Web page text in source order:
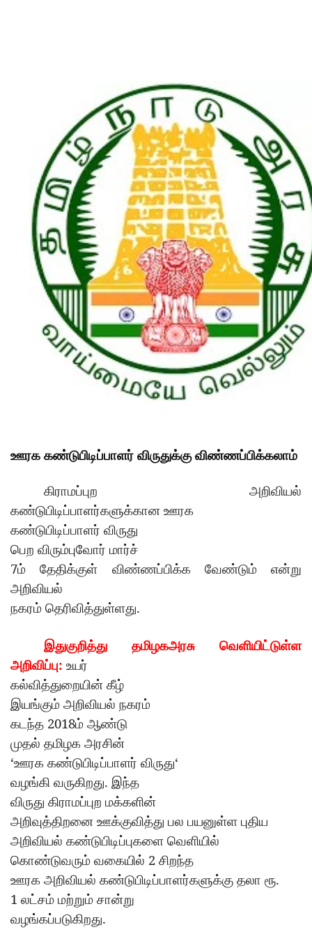
ஊரக கண்டுபிடிப்பாளர் விருதுக்கு விண்ணப்பிக்கலாம்
கிராமப்புற
அறிவியல்
கண்டுபிடிப்பாளர்களுக்கான ஊரக
கண்டுபிடிப்பாளர் விருது
பெற விரும்புவோர் மார்ச்
7ம் தேதிக்குள் விண்ணப்பிக்க வேண்டும்
என்று
அறிவியல்
நகரம் தெரிவித்துள்ளது.
இதுகுறித்து தமிழகஅரசு
வெளியிட்டுள்ள
அறிவிப்பு: உயர்
கல்வித்துறையின் கீழ்
இயங்கும் அறிவியல் நகரம்
கடந்த 2018ம் ஆண்டு
முதல் தமிழக அரசின்
‘ஊரக கண்டுபிடிப்பாளர் விருது‘
வழங்கி வருகிறது. இந்த
விருது கிராமப்புற மக்களின்
அறிவுத்திறனை ஊக்குவித்து பல பயனுள்ள புதிய
அறிவியல் கண்டுபிடிப்புகளை வெளியில்
கொண்டுவரும் வகையில் 2 சிறந்த
ஊரக அறிவியல் கண்டுபிடிப்பாளர்களுக்கு தலா ரூ.
1 லட்சம் மற்றும் சான்று
வழங்கப்படுகிறது.